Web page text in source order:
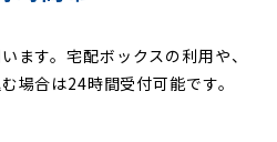
ます。宅配ボックスの利用や、
場合は24時間受付可能です。